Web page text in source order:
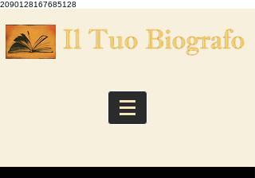
2090128167685128